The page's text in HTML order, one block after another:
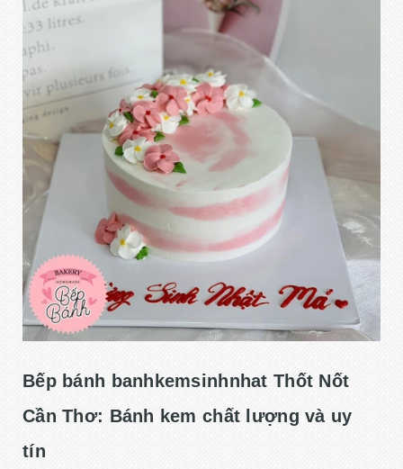
Bếp bánh banhkemsinhnhat Thốt Nốt
Cần Thơ: Bánh kem chất lượng và uy
tín